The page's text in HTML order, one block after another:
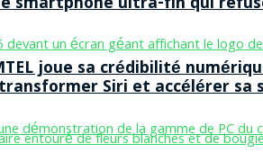
joue sa crédibilité
transformer Siri et accélérer